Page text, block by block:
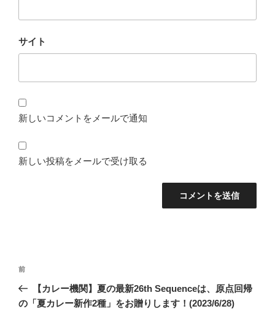
サイト
新しいコメントをメールで通知
新しい投稿をメールで受け取る
投
ナ
前
の
投
前
【カレー機関】夏の最新26th Sequenceは、原点回帰
の「夏カレー新作2種」をお贈りします！(2023/6/28)